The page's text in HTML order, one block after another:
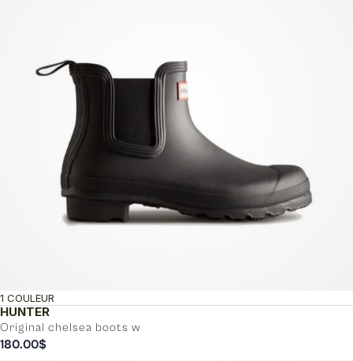
HUNTER
Original chelsea boots w
1 COULEUR
180.00$